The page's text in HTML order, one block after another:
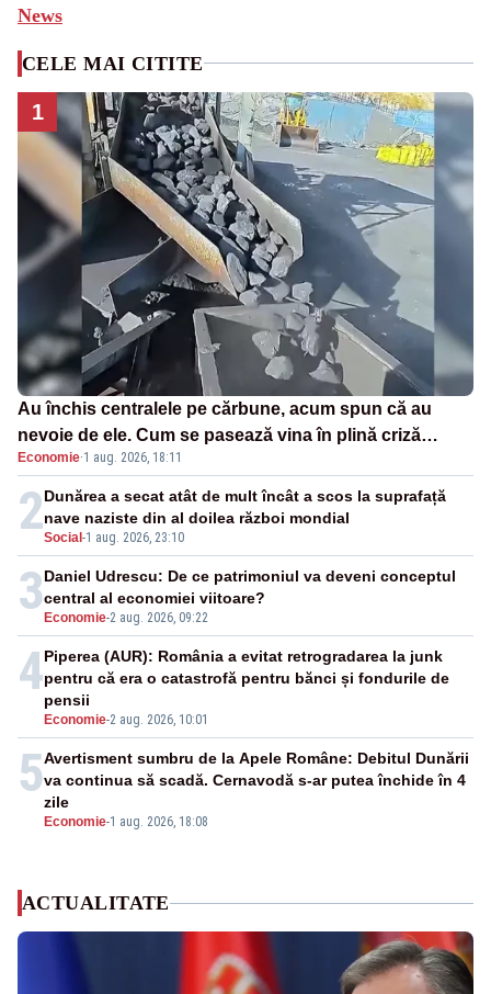
News
CELE MAI CITITE
1
Au închis centralele pe cărbune, acum spun că au
nevoie de ele. Cum se pasează vina în plină criză
energetică
Economie·1 aug. 2026, 18:11
2Social -1 aug. 2026, 23:10
Dunărea a secat atât de mult încât a scos la suprafață
nave naziste din al doilea război mondial
3 Economie-2 aug. 2026, 09:22
Daniel Udrescu: De ce patrimoniul va deveni conceptul
central al economiei viitoare?
4
Economie-2 aug. 2026, 10:01
Piperea (AUR): România a evitat retrogradarea la junk
pentru că era o catastrofă pentru bănci și fondurile de
pensii
5
Economie-1 aug. 2026, 18:08
Avertisment sumbru de la Apele Române: Debitul Dunării
va continua să scadă. Cernavodă s-ar putea închide în 4
zile
ACTUALITATE